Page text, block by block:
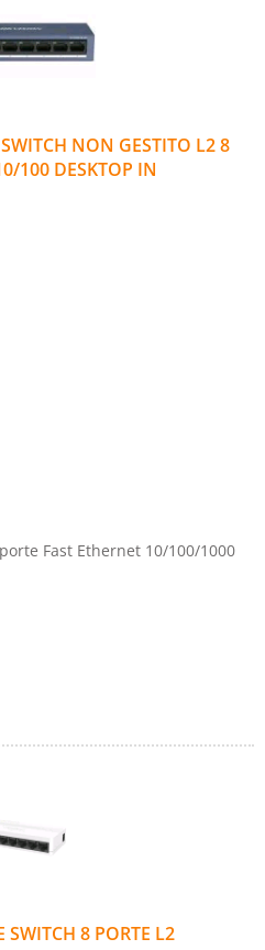
NON GESTITO L2 8
100 DESKTOP IN
Fast Ethernet 10/100/1000
8 PORTE L2